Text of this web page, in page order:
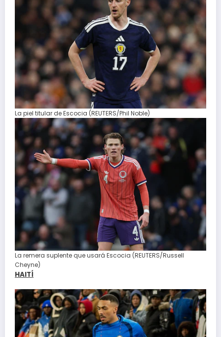
La piel titular de Escocia (REUTERS/Phil Noble)
La remera suplente que usará Escocia (REUTERS/Russell
Cheyne)
HAITÍ